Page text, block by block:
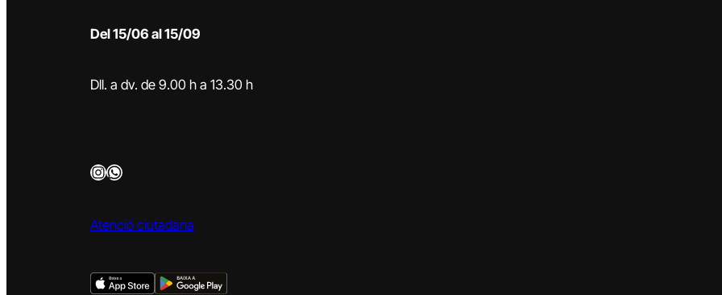
Del 15/06 al 15/09
Dll. a dv. de 9.00 h a 13.30 h
InstagramWhatsApp
Atenció ciutadana